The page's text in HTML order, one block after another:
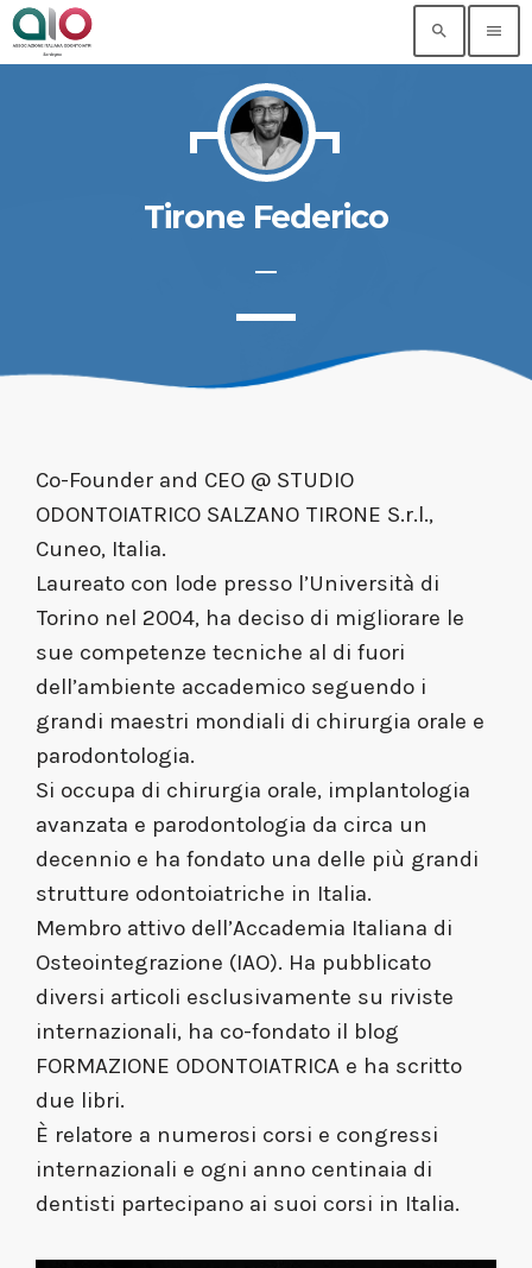
search menu
Tirone Federico
Co-Founder and CEO @ STUDIO
ODONTOIATRICO SALZANO TIRONE S.r.l.,
Cuneo, Italia.
Laureato con lode presso l’Università di
Torino nel 2004, ha deciso di migliorare le
sue competenze tecniche al di fuori
dell’ambiente accademico seguendo i
grandi maestri mondiali di chirurgia orale e
parodontologia.
Si occupa di chirurgia orale, implantologia
avanzata e parodontologia da circa un
decennio e ha fondato una delle più grandi
strutture odontoiatriche in Italia.
Membro attivo dell’Accademia Italiana di
Osteointegrazione (IAO). Ha pubblicato
diversi articoli esclusivamente su riviste
internazionali, ha co-fondato il blog
FORMAZIONE ODONTOIATRICA e ha scritto
due libri.
È relatore a numerosi corsi e congressi
internazionali e ogni anno centinaia di
dentisti partecipano ai suoi corsi in Italia.